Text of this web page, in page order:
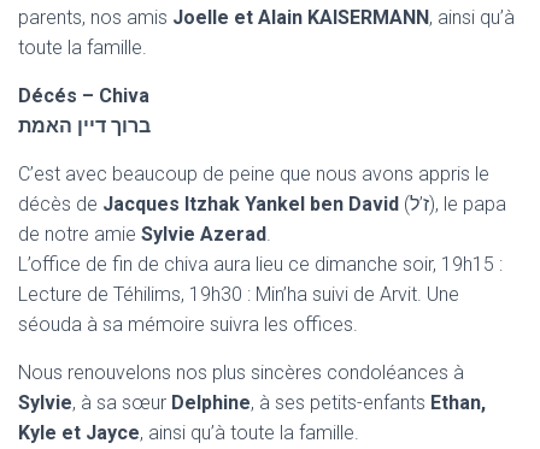
parents, nos amis Joelle et Alain KAISERMANN, ainsi qu’à
toute la famille.
Décés – Chiva
ברוך דיין האמת
C’est avec beaucoup de peine que nous avons appris le
décès de Jacques Itzhak Yankel ben David (ז’ל), le papa
de notre amie Sylvie Azerad
L’office de fin de chiva aura lieu ce dimanche soir, 19h15 :
Lecture de Téhilims, 19h30 : Min’ha suivi de Arvit. Une
séouda à sa mémoire suivra les offices.
Nous renouvelons nos plus sincères condoléances à
Sylvie, à sa sœur Delphine, à ses petits-enfants Ethan,
Kyle et Jayce, ainsi qu’à toute la famille.